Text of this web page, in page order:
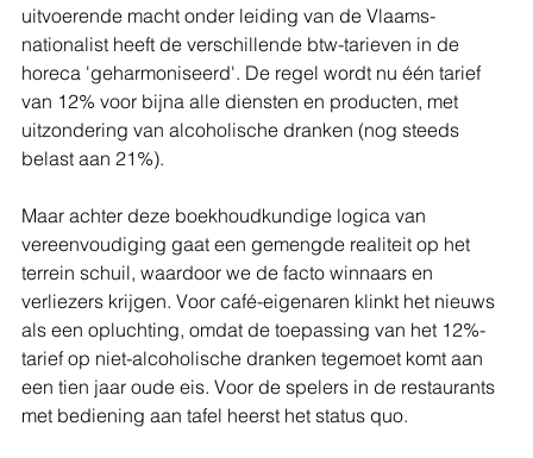
uitvoerende macht onder leiding van de Vlaams-
nationalist heeft de verschillende btw-tarieven in de
horeca 'geharmoniseerd'. De regel wordt nu één tarief
van 12% voor bijna alle diensten en producten, met
uitzondering van alcoholische dranken (nog steeds
belast aan 21%).
Maar achter deze boekhoudkundige logica van
vereenvoudiging gaat een gemengde realiteit op het
terrein schuil, waardoor we de facto winnaars en
verliezers krijgen. Voor café-eigenaren klinkt het nieuws
als een opluchting, omdat de toepassing van het 12%-
tarief op niet-alcoholische dranken tegemoet komt aan
een tien jaar oude eis. Voor de spelers in de restaurants
met bediening aan tafel heerst het status quo.